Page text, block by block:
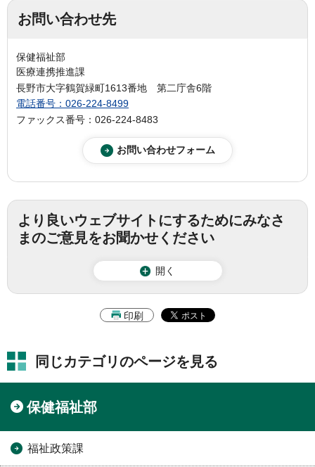
お問い合わせ先
保健福祉部
医療連携推進課
長野市大字鶴賀緑町1613番地 第二庁舎6階
電話番号：026-224-8499
ファックス番号：026-224-8483
より良いウェブサイトにするためにみなさ
まのご意見をお聞かせください
開く
印刷
同じカテゴリのページを見る
保健福祉部
福祉政策課